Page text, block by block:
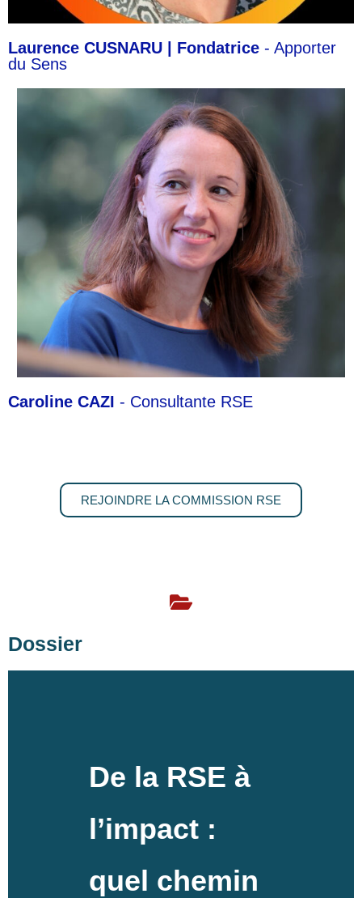
Laurence CUSNARU | Fondatrice - Apporter
du Sens
Caroline CAZI - Consultante RSE
REJOINDRE LA COMMISSION RSE
Dossier
De la RSE à
l’impact :
quel chemin